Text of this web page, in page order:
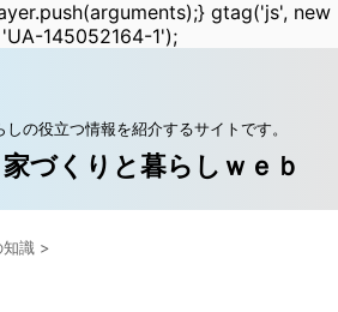
gtag('js', new
145052164-1');
の役立つ情報を紹介するサイトです。
づくりと暮らしｗｅｂ
識 >